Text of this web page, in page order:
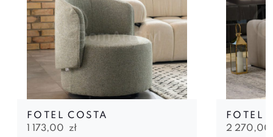
FOTEL COSTA
1 173,00 zł
FOTEL
2 270,00